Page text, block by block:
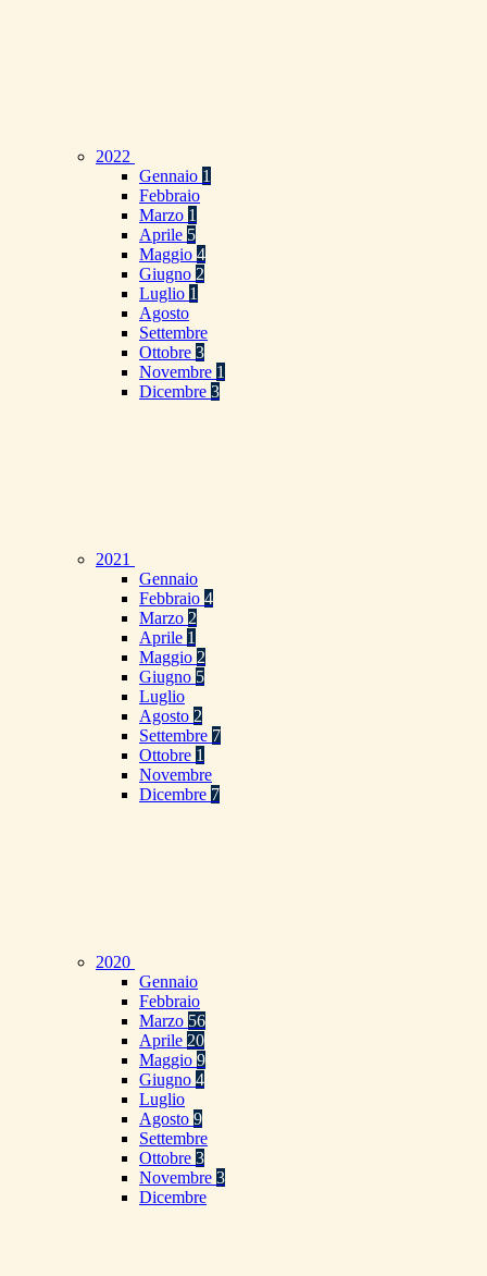
2022
Gennaio 1
Febbraio
Marzo 1
Aprile 5
Maggio 4
Giugno 2
Luglio 1
Agosto
Settembre
Ottobre 3
Novembre 1
Dicembre 3
2021
Gennaio
Febbraio 4
Marzo 2
Aprile 1
Maggio 2
Giugno 5
Luglio
Agosto 2
Settembre 7
Ottobre 1
Novembre
Dicembre 7
2020
Gennaio
Febbraio
Marzo 56
Aprile 20
Maggio 9
Giugno 4
Luglio
Agosto 9
Settembre
Ottobre 3
Novembre 3
Dicembre